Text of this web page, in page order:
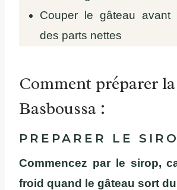
Couper le gâteau avant
des parts nettes
Comment préparer la
Basboussa :
PREPARER LE
Commencez par le sirop,
froid quand le gâteau sort